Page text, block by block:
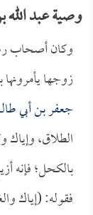
وصية عبد الله
وكان أصحاب
زوجها
جعفر بن أبي
الطلاق، وإياك
بالكحل؛ فإنه
فقوله: (إياك